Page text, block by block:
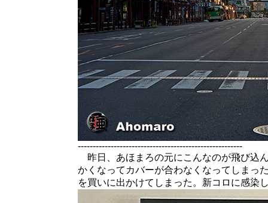
-------------------------------------------------------
昨日、あほまろの元にこんなのが飛び込
かくなってカバーが合わなくなってしまっ
を買いに出かけてしまった。新コロに感染